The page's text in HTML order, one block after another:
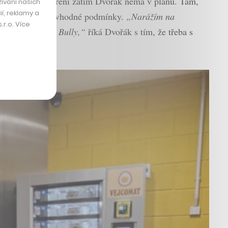
ale nebyly vhodné podmínky. „Narážím na
prodávat Red Bully,“ říká Dvořák s tím, že třeba s
reklamy a
Více